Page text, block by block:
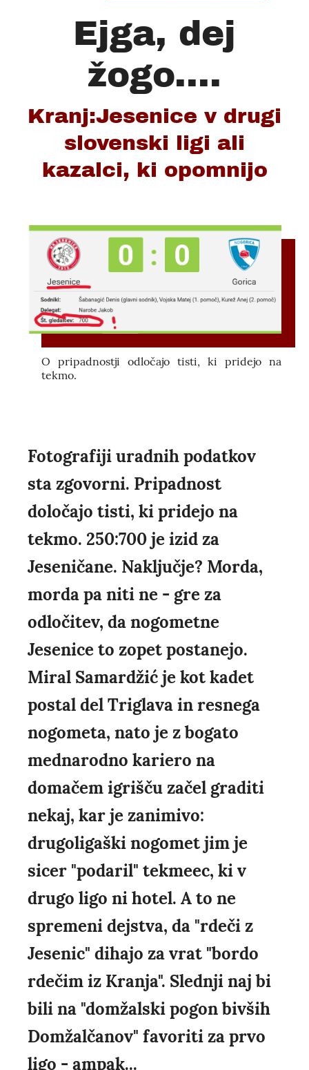
Ejga, dej
žogo....
Kranj:Jesenice v drugi
slovenski ligi ali
kazalci, ki opomnijo
O pripadnostji odločajo tisti, ki pridejo na
tekmo.
Fotografiji uradnih podatkov
sta zgovorni. Pripadnost
določajo tisti, ki pridejo na
tekmo. 250:700 je izid za
Jeseničane. Naključje? Morda,
morda pa niti ne - gre za
odločitev, da nogometne
Jesenice to zopet postanejo.
Miral Samardžić je kot kadet
postal del Triglava in resnega
nogometa, nato je z bogato
mednarodno kariero na
domačem igrišču začel graditi
nekaj, kar je zanimivo:
drugoligaški nogomet jim je
sicer "podaril" tekmeec, ki v
drugo ligo ni hotel. A to ne
spremeni dejstva, da "rdeči z
Jesenic" dihajo za vrat "bordo
rdečim iz Kranja". Slednji naj bi
bili na "domžalski pogon bivših
Domžalčanov" favoriti za prvo
ligo - ampak...